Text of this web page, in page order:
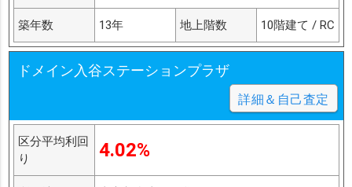
築年数 13年 地上階数 10階建て / RC
ドメイン入谷ステーションプラザ
詳細＆自己査定
区分平均利回
り
4.02%